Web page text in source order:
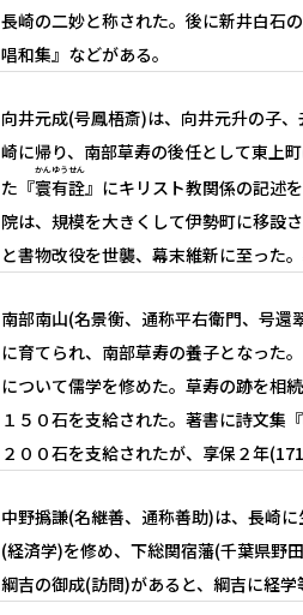
長崎の二妙と称された。後に新井白石
唱和集』などがある。
向井元成(号鳳梧斎)は、向井元升の子
崎に帰り、南部草寿の後任として東上
た『寰
かん
有
ゆう
詮
せん
』にキリスト教関係の記述
院は、規模を大きくして伊勢町に移設
と書物改役を世襲、幕末維新に至った
南部南山(名景衡、通称平右衛門、号
に育てられ、南部草寿の養子となった
について儒学を修めた。草寿の跡を相
１５０石を支給された。著書に詩文集
２００石を支給されたが、享保２年
中野撝謙(名継善、通称善助)は、長崎
(経済学)を修め、下総関宿藩(千葉県野
綱吉の御成(訪問)があると、綱吉に経